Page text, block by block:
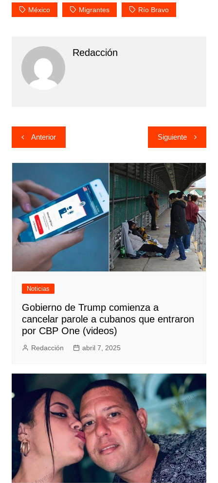
México Migrantes Río Bravo
Redacción
Navegación
de
entradas
Anterior Siguiente
Noticias
Gobierno de Trump comienza a
cancelar parole a cubanos que entraron
por CBP One (videos)
Redacción abril 7, 2025